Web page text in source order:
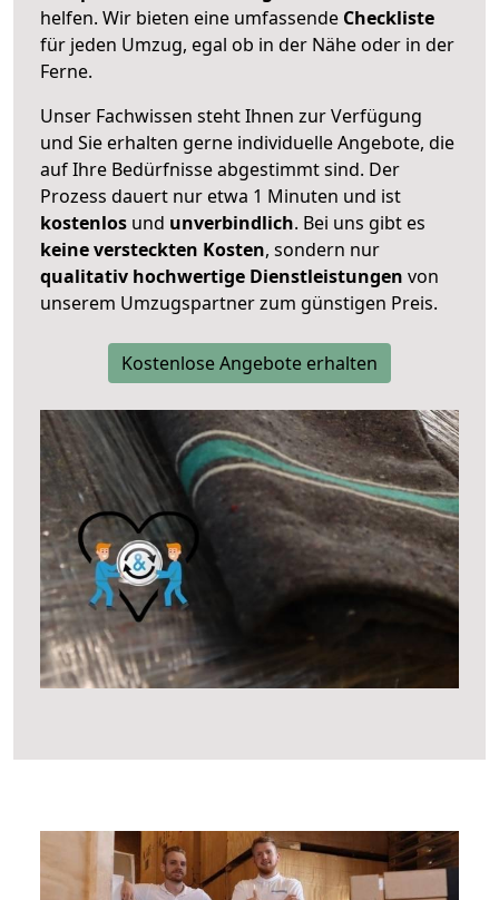
helfen. Wir bieten eine umfassende Checkliste
für jeden Umzug, egal ob in der Nähe oder in der
Ferne.
Unser Fachwissen steht Ihnen zur Verfügung
und Sie erhalten gerne individuelle Angebote, die
auf Ihre Bedürfnisse abgestimmt sind. Der
Prozess dauert nur etwa 1 Minuten und ist
kostenlos und unverbindlich. Bei uns gibt es
keine versteckten Kosten, sondern nur
qualitativ hochwertige Dienstleistungen von
unserem Umzugspartner zum günstigen Preis.
Kostenlose Angebote erhalten